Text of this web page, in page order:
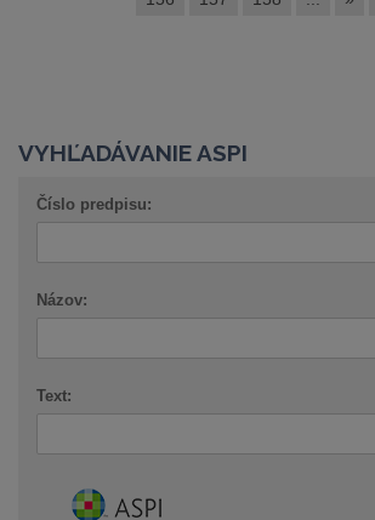
VYHĽADÁVANIE ASPI
Číslo predpisu:
Názov:
Text: